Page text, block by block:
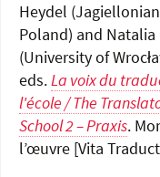
Heydel
Poland) and Natalia
(University of
eds.La voix du
l'école / The
School 2 – Praxis.
l’œuvre [Vita